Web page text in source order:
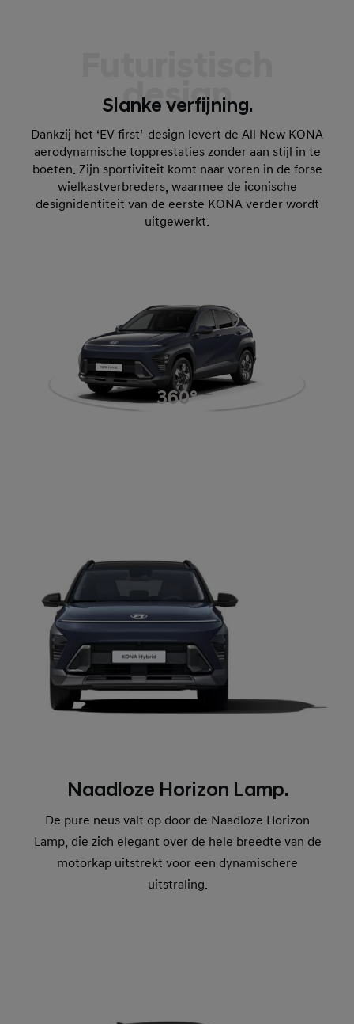
design
Slanke verfijning.
Dankzij het ‘EV first’-design levert de All New KONA
aerodynamische topprestaties zonder aan stijl in te
boeten. Zijn sportiviteit komt naar voren in de forse
wielkastverbreders, waarmee de iconische
designidentiteit van de eerste KONA verder wordt
uitgewerkt.
360°
Naadloze Horizon Lamp.
De pure neus valt op door de Naadloze Horizon
Lamp, die zich elegant over de hele breedte van de
motorkap uitstrekt voor een dynamischere
uitstraling.